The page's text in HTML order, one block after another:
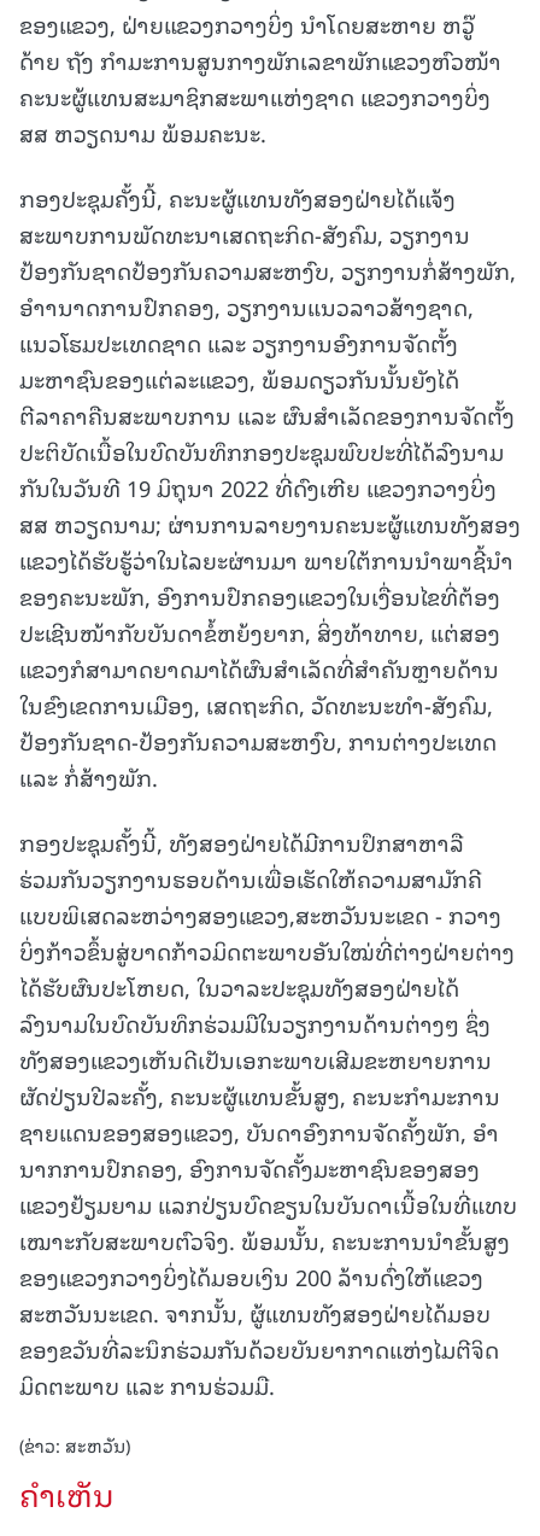
ຂອງແຂວງ, ຝ່າຍແຂວງກວາງບິ່ງ ນຳໂດຍສະຫາຍ ຫວູ໊
ດ້າຍ ຖັງ ກຳມະການສູນກາງພັກເລຂາພັກແຂວງຫົວໜ້າ
ຄະນະຜູ້ແທນສະມາຊິກສະພາແຫ່ງຊາດ ແຂວງກວາງບິ່ງ
ສສ ຫວຽດນາມ ພ້ອມຄະນະ.
ກອງປະຊຸມຄັ້ງນີ້, ຄະນະຜູ້ແທນທັງສອງຝ່າຍໄດ້ແຈ້ງ
ສະພາບການພັດທະນາເສດຖະກິດ-ສັງຄົມ, ວຽກງານ
ປ້ອງກັນຊາດປ້ອງກັນຄວາມສະຫງົບ, ວຽກງານກໍ່ສ້າງພັກ,
ອຳານາດການປົກຄອງ, ວຽກງານແນວລາວສ້າງຊາດ,
ແນວໂຮມປະເທດຊາດ ແລະ ວຽກງານອົງການຈັດຕັ້ງ
ມະຫາຊົນຂອງແຕ່ລະແຂວງ, ພ້ອມດຽວກັນນັ້ນຍັງໄດ້
ຕີລາຄາຄືນສະພາບການ ແລະ ຜົນສຳເລັດຂອງການຈັດຕັ້ງ
ປະຕິບັດເນື້ອໃນບົດບັນທຶກກອງປະຊຸມພົບປະທີ່ໄດ້ລົງນາມ
ກັນໃນວັນທີ 19 ມິຖຸນາ 2022 ທີ່ດົງເຫີຍ ແຂວງກວາງບິ່ງ
ສສ ຫວຽດນາມ; ຜ່ານການລາຍງານຄະນະຜູ້ແທນທັງສອງ
ແຂວງໄດ້ຮັບຮູ້ວ່າໃນໄລຍະຜ່ານມາ ພາຍໃຕ້ການນຳພາຊີ້ນຳ
ຂອງຄະນະພັກ, ອົງການປົກຄອງແຂວງໃນເງື່ອນໄຂທີ່ຕ້ອງ
ປະເຊີນໜ້າກັບບັນດາຂໍ້ຫຍ້ງຍາກ, ສິ່ງທ້າທາຍ, ແຕ່ສອງ
ແຂວງກໍສາມາດຍາດມາໄດ້ຜົນສຳເລັດທີ່ສຳຄັນຫຼາຍດ້ານ
ໃນຂົງເຂດການເມືອງ, ເສດຖະກິດ, ວັດທະນະທຳ-ສັງຄົມ,
ປ້ອງກັນຊາດ-ປ້ອງກັນຄວາມສະຫງົບ, ການຕ່າງປະເທດ
ແລະ ກໍ່ສ້າງພັກ.
ກອງປະຊຸມຄັ້ງນີ້, ທັງສອງຝ່າຍໄດ້ມີການປຶກສາຫາລື
ຮ່ວມກັນວຽກງານຮອບດ້ານເພື່ອເຮັດໃຫ້ຄວາມສາມັກຄີ
ແບບພິເສດລະຫວ່າງສອງແຂວງ,ສະຫວັນນະເຂດ - ກວາງ
ບິ່ງກ້າວຂຶ້ນສູ່ບາດກ້າວມິດຕະພາບອັນໃໝ່ທີ່ຕ່າງຝ່າຍຕ່າງ
ໄດ້ຮັບຜົນປະໂຫຍດ, ໃນວາລະປະຊຸມທັງສອງຝ່າຍໄດ້
ລົງນາມໃນບົດບັນທຶກຮ່ວມມືໃນວຽກງານດ້ານຕ່າງໆ ຊຶ່ງ
ທັງສອງແຂວງເຫັນດີເປັນເອກະພາບເສີມຂະຫຍາຍການ
ຜັດປ່ຽນປີລະຄັ້ງ, ຄະນະຜູ້ແທນຂັ້ນສູງ, ຄະນະກຳມະການ
ຊາຍແດນຂອງສອງແຂວງ, ບັນດາອົງການຈັດຄັ້ງພັກ, ອຳ
ນາກການປົກຄອງ, ອົງການຈັດຄັ້ງມະຫາຊົນຂອງສອງ
ແຂວງຢ້ຽມຍາມ ແລກປ່ຽນບົດຂຽນໃນບັນດາເນື້ອໃນທີ່ແທບ
ເໝາະກັບສະພາບຕົວຈິງ. ພ້ອມນັ້ນ, ຄະນະການນຳຂັ້ນສູງ
ຂອງແຂວງກວາງບິ່ງໄດ້ມອບເງິນ 200 ລ້ານດົ່ງໃຫ້ແຂວງ
ສະຫວັນນະເຂດ. ຈາກນັ້ນ, ຜູ້ແທນທັງສອງຝ່າຍໄດ້ມອບ
ຂອງຂວັນທີ່ລະນຶກຮ່ວມກັນດ້ວຍບັນຍາກາດແຫ່ງໄມຕີຈິດ
ມິດຕະພາບ ແລະ ການຮ່ວມມື.
(ຂ່າວ: ສະຫວັນ)
ຄໍາເຫັນ